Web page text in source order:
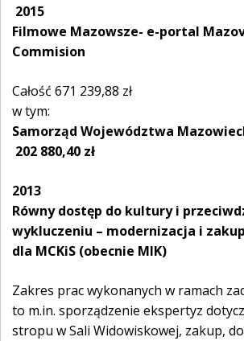
2015
Filmowe Mazowsze- e-portal
Commision
Całość 671 239,88 zł
w tym:
Samorząd Województwa
202 880,40 zł
2013
Równy dostęp do kultury i
wykluczeniu – modernizacja i
dla MCKiS (obecnie MIK)
Zakres prac wykonanych w ramach
to m.in. sporządzenie ekspertyz
stropu w Sali Widowiskowej, zakup,